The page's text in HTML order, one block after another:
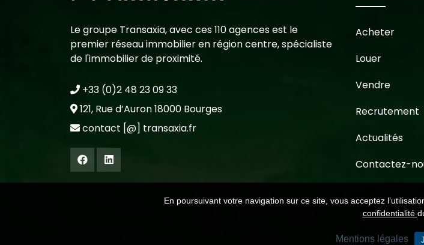
Le groupe Transaxia, avec ces 110 agences est le
premier réseau immobilier en région centre, spécialiste
de l'immobilier de proximité.
+33 (0)2 48 23 09 33
121, Rue d’Auron 18000 Bourges
contact [@] transaxia.fr
Acheter
Louer
Vendre
Recrutement
Actualités
Contactez-
En poursuivant votre navigation sur ce site, vous acceptez
confidentialité
Mentions légales